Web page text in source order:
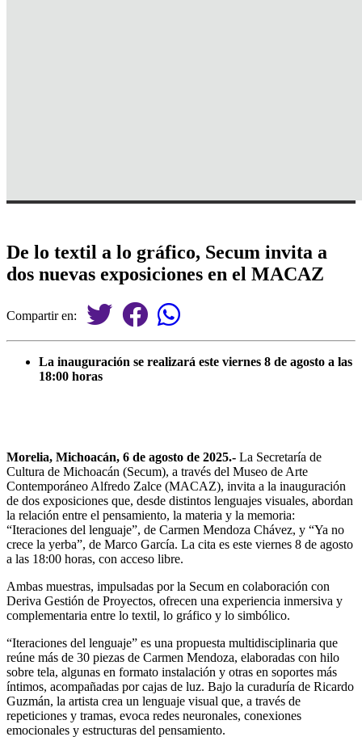
De lo textil a lo gráfico, Secum invita a
dos nuevas exposiciones en el MACAZ
Compartir en:
La inauguración se realizará este viernes 8 de agosto a las
18:00 horas
Morelia, Michoacán, 6 de agosto de 2025.- La Secretaría de
Cultura de Michoacán (Secum), a través del Museo de Arte
Contemporáneo Alfredo Zalce (MACAZ), invita a la inauguración
de dos exposiciones que, desde distintos lenguajes visuales, abordan
la relación entre el pensamiento, la materia y la memoria:
“Iteraciones del lenguaje”, de Carmen Mendoza Chávez, y “Ya no
crece la yerba”, de Marco García. La cita es este viernes 8 de agosto
a las 18:00 horas, con acceso libre.
Ambas muestras, impulsadas por la Secum en colaboración con
Deriva Gestión de Proyectos, ofrecen una experiencia inmersiva y
complementaria entre lo textil, lo gráfico y lo simbólico.
“Iteraciones del lenguaje” es una propuesta multidisciplinaria que
reúne más de 30 piezas de Carmen Mendoza, elaboradas con hilo
sobre tela, algunas en formato instalación y otras en soportes más
íntimos, acompañadas por cajas de luz. Bajo la curaduría de Ricardo
Guzmán, la artista crea un lenguaje visual que, a través de
repeticiones y tramas, evoca redes neuronales, conexiones
emocionales y estructuras del pensamiento.